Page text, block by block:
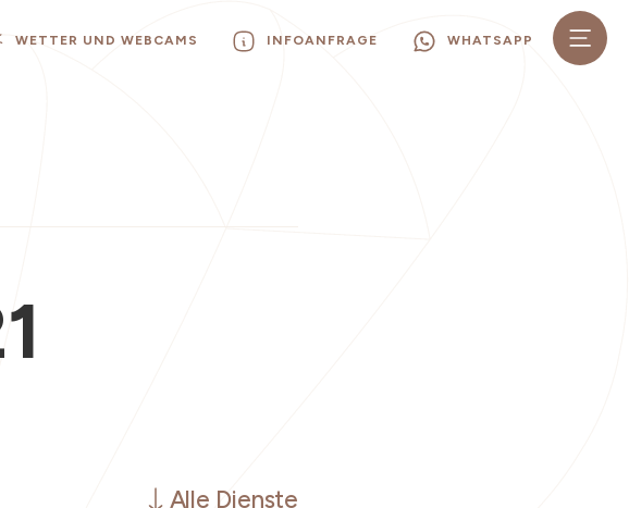
WETTER UND WEBCAMS INFOANFRAGE WHATSAPP
Alle Dienste